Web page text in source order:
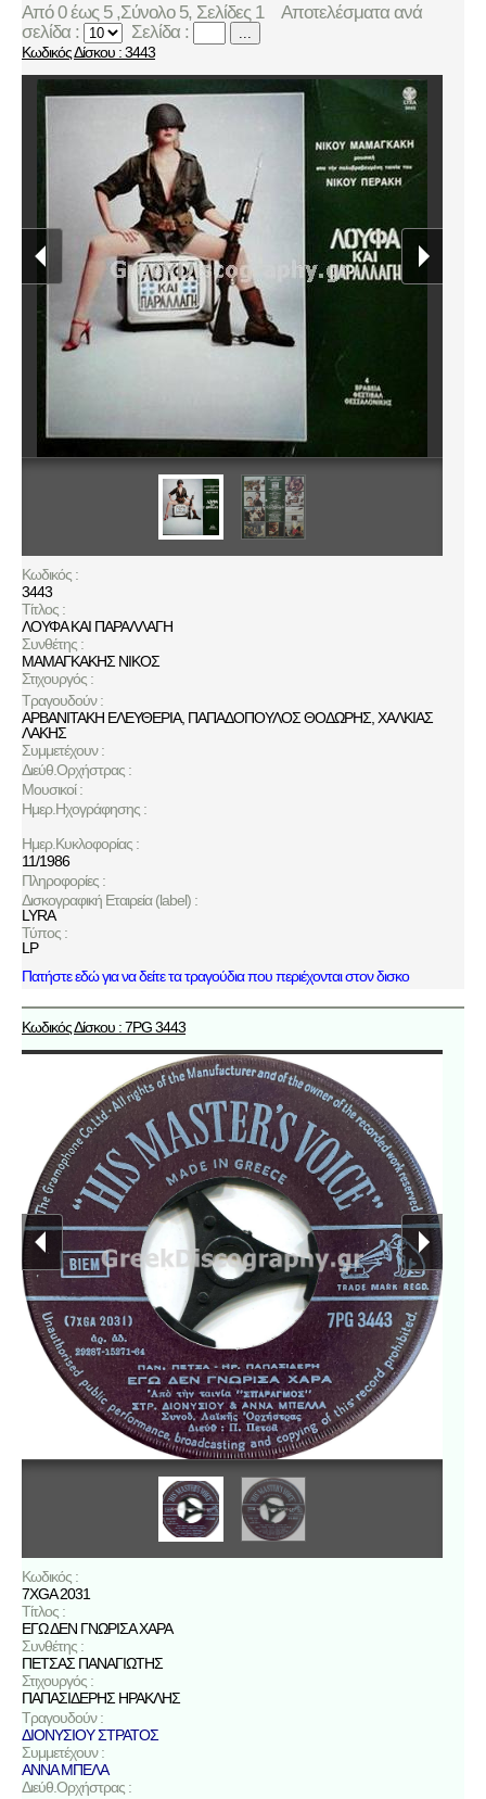
Από 0 έως 5 ,Σύνολο 5, Σελίδες 1
Αποτελέσματα ανά
σελίδα :
Σελίδα : ...
Κωδικός Δίσκου : 3443
Κωδικός :
3443
Τίτλος :
ΛΟΥΦΑ ΚΑΙ ΠΑΡΑΛΛΑΓΗ
Συνθέτης :
ΜΑΜΑΓΚΑΚΗΣ ΝΙΚΟΣ
Στιχουργός :
Τραγουδούν :
ΑΡΒΑΝΙΤΑΚΗ ΕΛΕΥΘΕΡΙΑ, ΠΑΠΑΔΟΠΟΥΛΟΣ ΘΟΔΩΡΗΣ ΧΑΛΚΙΑΣ
ΛΑΚΗΣ
Συμμετέχουν :
Διεύθ.Ορχήστρας :
Μουσικοί :
Ημερ.Ηχογράφησης :
Ημερ.Κυκλοφορίας :
11/1986
Πληροφορίες :
Δισκογραφική Εταιρεία (label) :
LYRA
Τύπος :
LP
Πατήστε εδώ για να δείτε τα τραγούδια που περιέχονται στον δισκο
Κωδικός Δίσκου : 7PG 3443
Κωδικός :
7XGA 2031
Τίτλος :
ΕΓΩ ΔΕΝ ΓΝΩΡΙΣΑ ΧΑΡΑ
Συνθέτης :
ΠΕΤΣΑΣ ΠΑΝΑΓΙΩΤΗΣ
Στιχουργός :
ΠΑΠΑΣΙΔΕΡΗΣ ΗΡΑΚΛΗΣ
Τραγουδούν :
ΔΙΟΝΥΣΙΟΥ ΣΤΡΑΤΟΣ
Συμμετέχουν :
ΑΝΝΑ ΜΠΕΛΑ
Διεύθ.Ορχήστρας :